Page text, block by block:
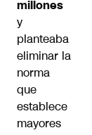
millones
y
planteaba
eliminar la
norma
que
establece
mayores